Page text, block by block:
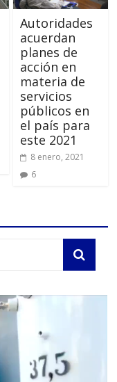
Autoridades
acuerdan
planes de
acción en
materia de
servicios
públicos en
el país para
este 2021
8 enero, 2021
6